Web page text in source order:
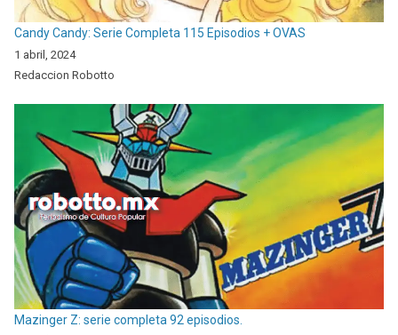
Candy Candy: Serie Completa 115 Episodios + OVAS
1 abril, 2024
Redaccion Robotto
Mazinger Z: serie completa 92 episodios.